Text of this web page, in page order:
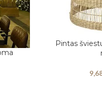
PASIRINKITE
Pintas